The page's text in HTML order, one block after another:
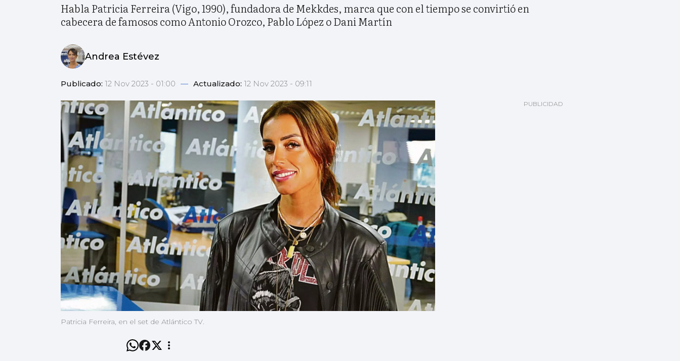
Habla Patricia Ferreira (Vigo, 1990), fundadora de Mekkdes, marca que con el tiempo se convirtió en
cabecera de famosos como Antonio Orozco, Pablo López o Dani Martín
Andrea Estévez
Publicado: 12 Nov 2023 - 01:00 — Actualizado: 12 Nov 2023 - 09:11
Patricia Ferreira, en el set de Atlántico TV.